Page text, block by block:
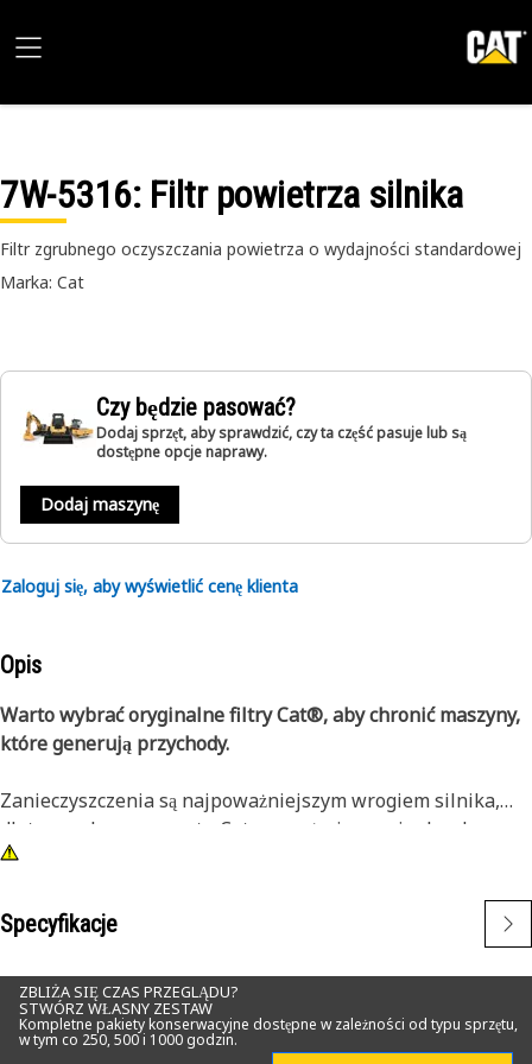
7W-5316: Filtr powietrza silnika
Filtr zgrubnego oczyszczania powietrza o wydajności standardowej
Marka: Cat
Czy będzie pasować?
Dodaj sprzęt, aby sprawdzić, czy ta część pasuje lub są
dostępne opcje naprawy.
Dodaj maszynę
Zaloguj się, aby wyświetlić cenę klienta
Opis
Warto wybrać oryginalne filtry Cat®, aby chronić maszyny,
które generują przychody.
Zanieczyszczenia są najpoważniejszym wrogiem silnika,
dlatego ochrona sprzętu Cat przy użyciu oryginalnych
filtrów Cat ma krytyczne znaczenie. Filtry zgrubnego
Cat zapewniają najlepszą wartość w zastosowaniach
związanych z normalną eksploatacją, stanowią dodatkową
ochronę silnika i zapobiegają przestojom.
Filtry powietrza Cat cechują się długim okresem
eksploatacji i doskonałymi właściwościami filtracyjnymi
Specyfikacje
ZBLIŻA SIĘ CZAS PRZEGLĄDU?
STWÓRZ WŁASNY ZESTAW
Kompletne pakiety konserwacyjne dostępne w zależności od typu sprzętu,
w tym co 250, 500 i 1000 godzin.